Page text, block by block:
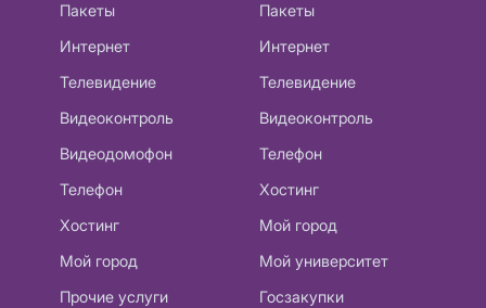
Пакеты
Интернет
Телевидение
Видеоконтроль
Видеодомофон
Телефон
Хостинг
Мой город
Прочие услуги
Пакеты
Интернет
Телевидение
Видеоконтроль
Телефон
Хостинг
Мой город
Мой университет
Госзакупки